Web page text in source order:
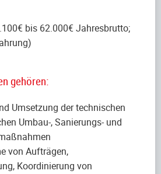
bis 62.000€ Jahresbrutto;
gehören:
Umsetzung der technischen
Umbau-, Sanierungs- und
von Aufträgen,
Koordinierung von